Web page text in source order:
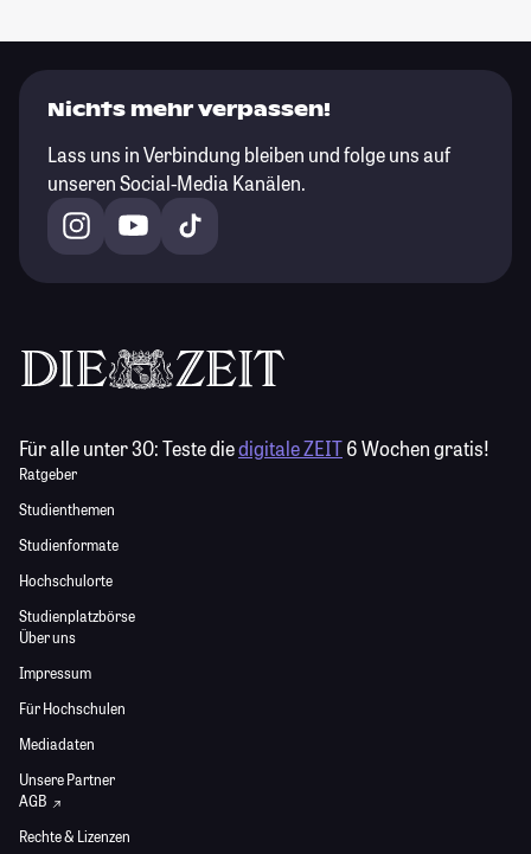
Nichts mehr verpassen!
Lass uns in Verbindung bleiben und folge uns auf
unseren Social-Media Kanälen.
Für alle unter 30:Teste diedigitale ZEIT6 Wochen gratis!
Ratgeber
Studienthemen
Studienformate
Hochschulorte
Studienplatzbörse
Über uns
Impressum
Für Hochschulen
Mediadaten
Unsere Partner
AGB
Rechte & Lizenzen